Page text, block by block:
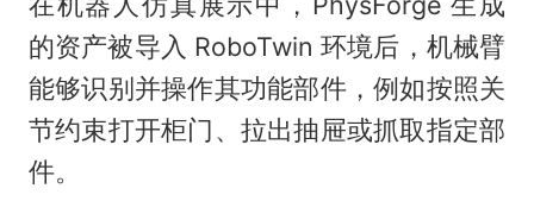
的资产被导入 RoboTwin 环境后，机械臂
能够识别并操作其功能部件，例如按照关
节约束打开柜门、拉出抽屉或抓取指定部
件。